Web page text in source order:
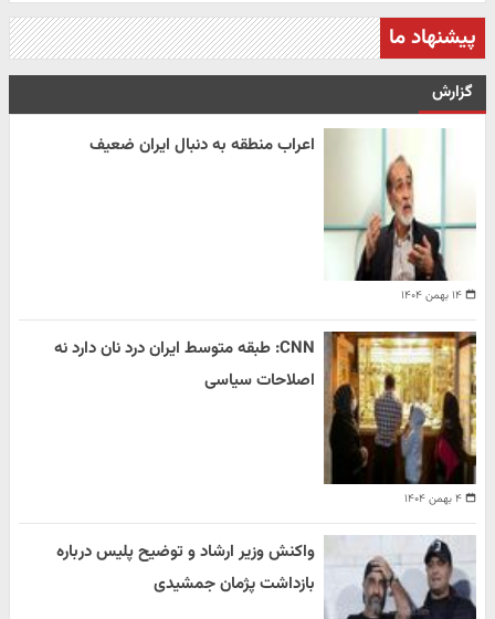
پیشنهاد ما
گزارش
۱۴ بهمن ۱۴۰۴
اعراب منطقه به دنبال ایران ضعیف
۴ بهمن ۱۴۰۴
CNN: طبقه متوسط ایران درد نان دارد نه
اصلاحات سیاسی
واکنش وزیر ارشاد و توضیح پلیس درباره
بازداشت پژمان جمشیدی